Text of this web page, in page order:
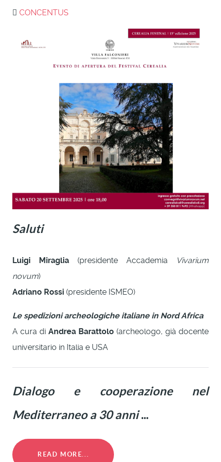
CONCENTUS
Saluti
Luigi Miraglia (presidente Accademia
Vivarium
novum)
Adriano Rossi (presidente ISMEO)
Le spedizioni archeologiche italiane in Nord Africa
A cura di Andrea Barattolo (archeologo, già docente
universitario in Italia e USA
Dialogo e cooperazione nel
Mediterraneo a 30 anni...
READ MORE...